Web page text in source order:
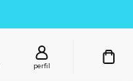
perfil